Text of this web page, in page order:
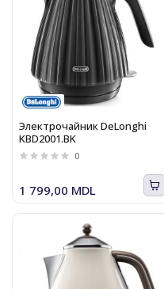
Электрочайник DeLonghi
KBD2001.BK
0
1 799,00 MDL